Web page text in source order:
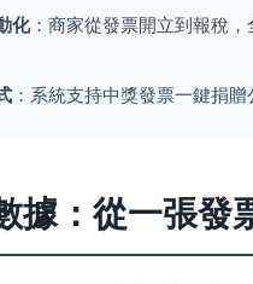
化：商家從發票開立到報稅，
：系統支持中獎發票一鍵捐
據：從一張發